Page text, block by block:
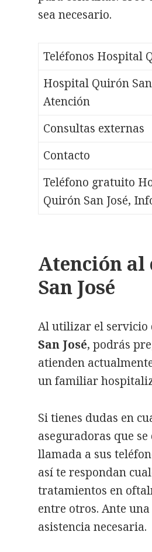
sea necesario.
Teléfonos Hospital
Hospital Quirón San
Atención
Consultas externas
Contacto
Teléfono gratuito
Quirón San José,
Atención
San José
Al utilizar el servicio
San José, podrás
atienden
un familiar
Si tienes dudas en
aseguradoras que
llamada a sus
así te respondan
tratamientos en
entre otros. Ante
asistencia necesaria.